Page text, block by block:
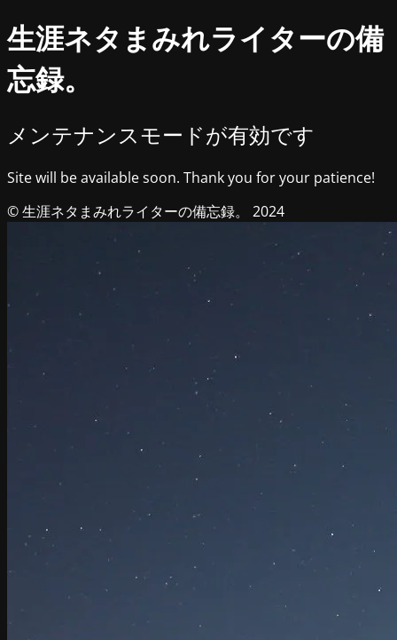
生涯ネタまみれライターの備
忘録。
メンテナンスモードが有効です
Site will be available soon. Thank you for your patience!
© 生涯ネタまみれライターの備忘録。 2024